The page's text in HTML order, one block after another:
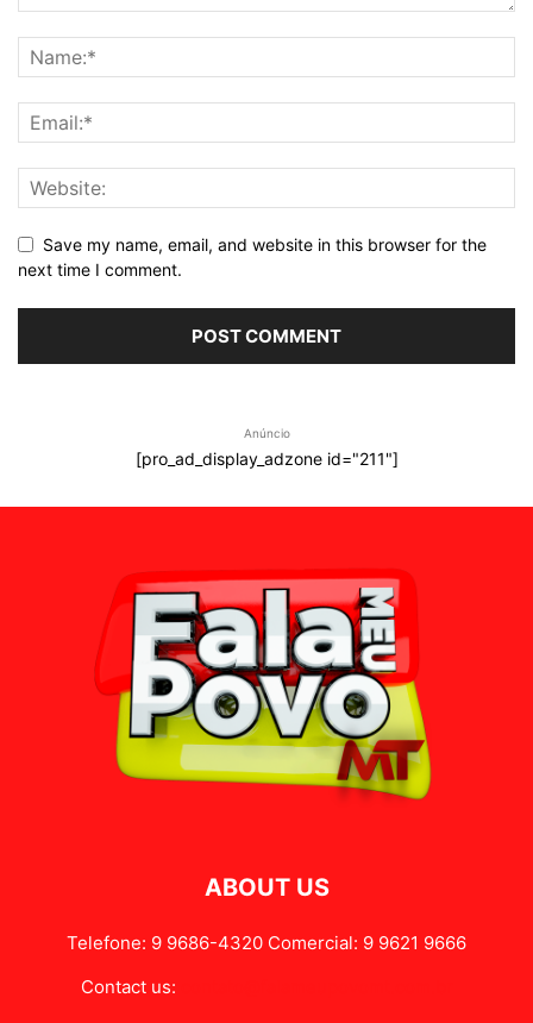
Save my name, email, and website in this browser for the
next time I comment.
Anúncio
[pro_ad_display_adzone id="211"]
ABOUT US
Telefone: 9 9686-4320 Comercial: 9 9621 9666
Contact us: